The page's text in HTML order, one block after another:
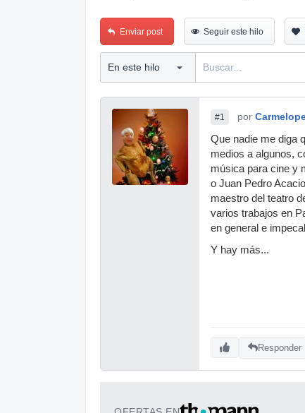
Enviar post Seguir este hilo
#1 por
Que nadie me diga
medios a algunos,
música para cine y
o Juan Pedro
maestro del teatro
varios trabajos en
en general e
Y hay más...
Responder